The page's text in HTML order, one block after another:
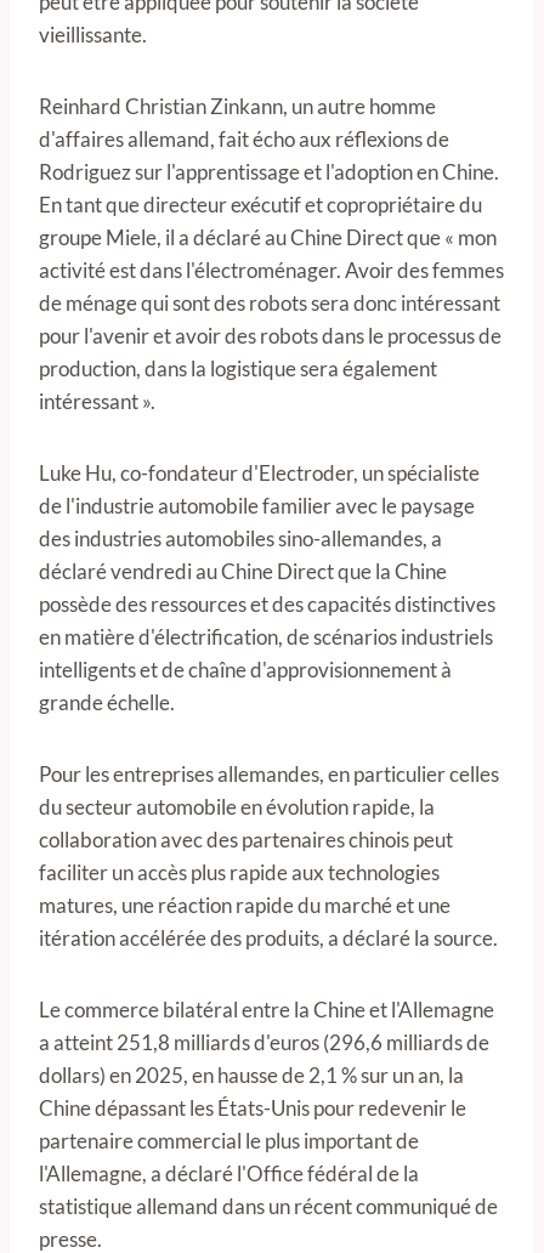
vieillissante.
Reinhard Christian Zinkann, un autre homme
d'affaires allemand, fait écho aux réflexions de
Rodriguez sur l'apprentissage et l'adoption en Chine.
En tant que directeur exécutif et copropriétaire du
groupe Miele, il a déclaré au Chine Direct que « mon
activité est dans l'électroménager. Avoir des femmes
de ménage qui sont des robots sera donc intéressant
pour l'avenir et avoir des robots dans le processus de
production, dans la logistique sera également
intéressant ».
Luke Hu, co-fondateur d'Electroder, un spécialiste
de l'industrie automobile familier avec le paysage
des industries automobiles sino-allemandes, a
déclaré vendredi au Chine Direct que la Chine
possède des ressources et des capacités distinctives
en matière d'électrification, de scénarios industriels
intelligents et de chaîne d'approvisionnement à
grande échelle.
Pour les entreprises allemandes, en particulier celles
du secteur automobile en évolution rapide, la
collaboration avec des partenaires chinois peut
faciliter un accès plus rapide aux technologies
matures, une réaction rapide du marché et une
itération accélérée des produits, a déclaré la source.
Le commerce bilatéral entre la Chine et l'Allemagne
a atteint 251,8 milliards d'euros (296,6 milliards de
dollars) en 2025, en hausse de 2,1 % sur un an, la
Chine dépassant les États-Unis pour redevenir le
partenaire commercial le plus important de
l'Allemagne, a déclaré l'Office fédéral de la
statistique allemand dans un récent communiqué de
presse.